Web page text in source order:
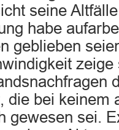
seine
habe
geblieben
die bei keinem
gewesen sei.